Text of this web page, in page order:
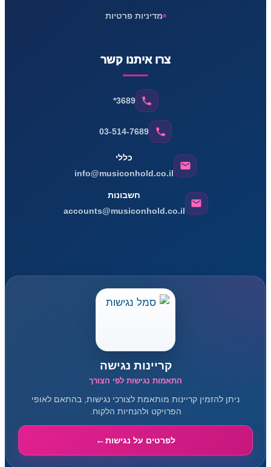
מדיניות פרטיות
צרו איתנו קשר
*3689
03-514-7689
כללי
info@musiconhold.co.il
חשבונות
accounts@musiconhold.co.il
קריינות נגישה
התאמות נגישות לפי הצורך
ניתן להזמין קריינות מותאמת לצורכי נגישות, בהתאם לאופי
הפרויקט ולהנחיות הלקוח.
לפרטים על נגישות